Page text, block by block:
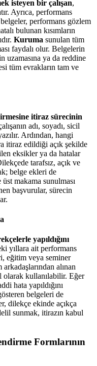
isteyen bir çalışan,
Ayrıca, performans
performans gözlem
bulunan kısımların
Kuruma sunulan tüm
faydalı olur. Belgelerin
uzamasına ya da reddine
tüm evrakların tam ve
itiraz sürecinin
adı, soyadı, sicil
Ardından, hangi
itiraz edildiği açık şekilde
eksikler ya da hatalar
tarafsız, açık ve
belge ekleri de
makama sunulması
başvurular, sürecin
yapıldığını
yıllara ait performans
eğitim veya seminer
alınan
kullanılabilir. Eğer
hata yapıldığını
belgeleri de
dilekçe ekinde açıkça
sunmak, itirazın kabul
Formlarının